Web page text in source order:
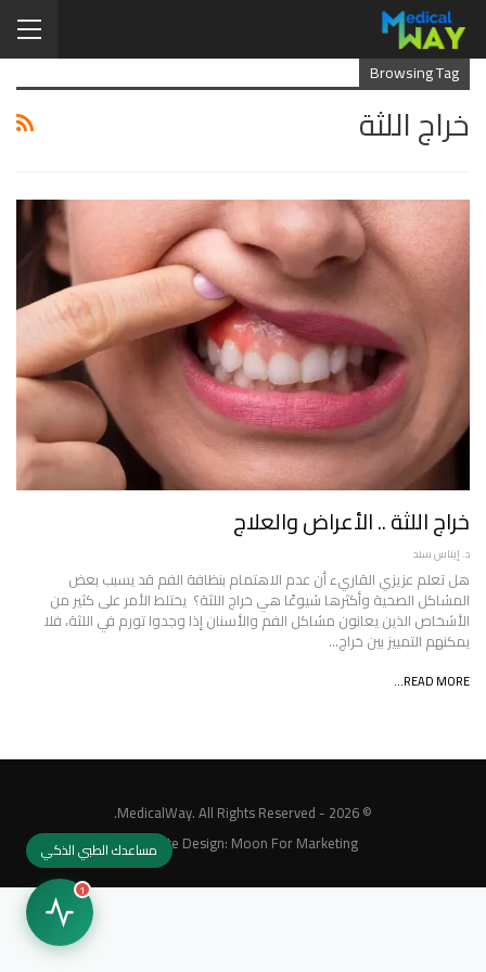
Browsing Tag
خراج اللثة
خراج اللثة .. الأعراض والعلاج
د. إيناس سند
هل تعلم عزيزي القاريء أن عدم الاهتمام بنظافة الفم قد يسبب بعض
المشاكل الصحية وأكثرها شيوعًا هي خراج اللثة؟ يختلط الأمر على كثير من
الأشخاص الذين يعانون مشاكل الفم والأسنان إذا وجدوا تورم في اللثة، فلا
يمكنهم التمييز بين خراج…
READ MORE...
© 2026 - MedicalWay. All Rights Reserved.
Website Design: Moon For Marketing مساعدك الطبي الذكي
1